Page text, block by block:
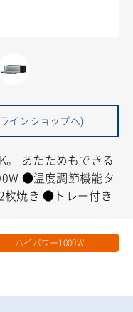
インショップへ)
あたためもできる
●温度調節機能タ
焼き ●トレー付き
ハイパワー1000W